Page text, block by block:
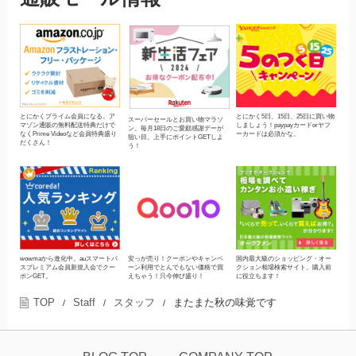
とにかくプライム会員になる。ア
マゾン通販の無料配送特典だけで
なくPrime Videoなど会員特典盛り
だくさん！
スーパーセールとお買い物マラソ
ン。毎月18日のご愛顧感謝デーが
狙い目。上手にポイントGETしよ
う！
とにかく5日、15日、25日に買い物
しましょう！paypayカードorヤフ
ーカードは必須かな。
wowmaから進化中。auスマートパ
スプレミアム会員新規入会でクー
ポンGET。
安っが売り！クーポンやキャンペ
ーン利用でとんでもない価格で買
えちゃう！只今伸び盛り！
国内最大級のショッピング・オー
クション相場検索サイト。購入前
に役立ちます！
TOP / Staff / スタッフ / またまた秋の味覚です